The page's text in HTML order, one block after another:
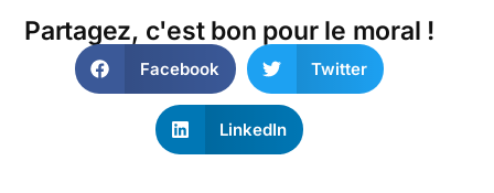
Partagez, c'est bon pour le moral !
Facebook Twitter
LinkedIn